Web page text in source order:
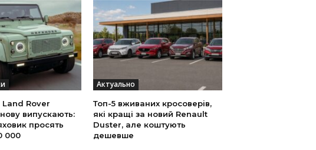
Rover
випускають:
просять
000
Актуально
Топ-5 вживаних кросоверів,
які кращі за новий Renault
Duster, але коштують
дешевше